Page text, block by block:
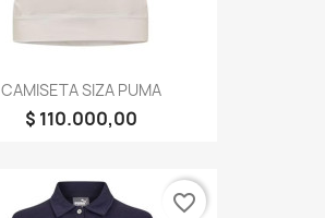
CAMISETA SIZA PUMA
$ 110.000,00
favorite_border